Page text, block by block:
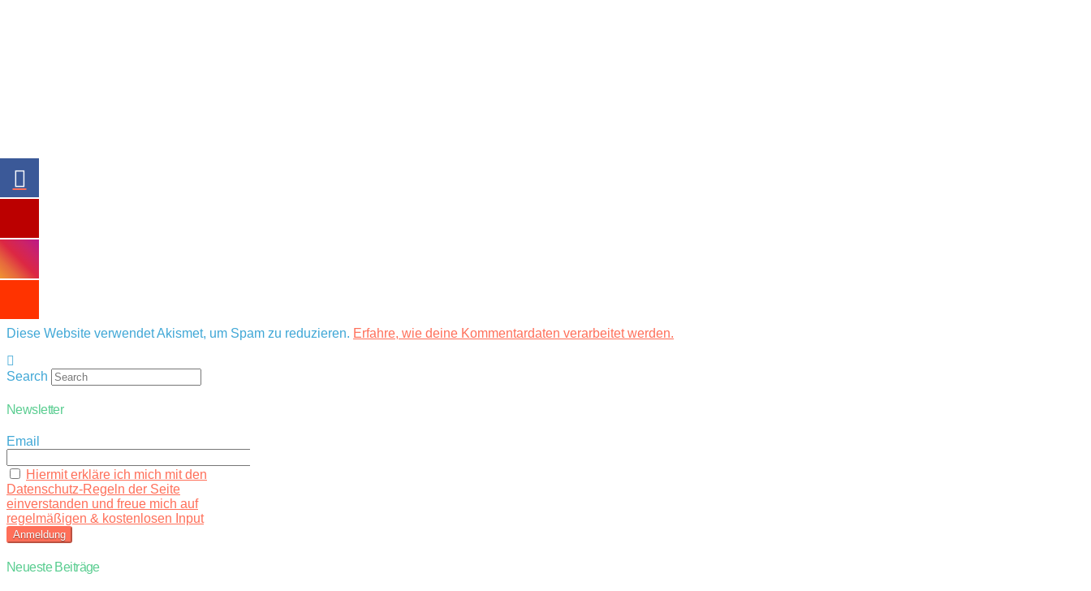
Diese Website verwendet Akismet, um Spam zu reduzieren. Erfahre, wie deine Kommentardaten verarbeitet werden.
Search
Newsletter
Email
Hiermit erkläre ich mich mit den
Datenschutz-Regeln der Seite
einverstanden und freue mich auf
regelmäßigen & kostenlosen Input
Neueste Beiträge